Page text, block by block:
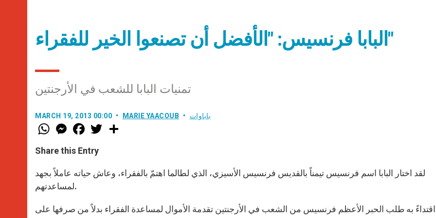
البابا فرنسيس: "الأفضل أن تصنعوا الخير للفقراء"
تمنيات البابا للشعب في الأرجنتين
MARCH 19, 2013 00:00 MARIE YAACOUB باباوات
W
h
t
s
p
p
M
e
s
e
g
r
F
a
e
b
o
k
w
r
Share this Entry
لقد اختار البابا اسم فرنسيس تيمناً بالقديس فرنسيس الأسيزي، الذي لطالما اهتمّ بالفقراء، وعاش حياته عاملاً بجهد
لمساعدتهم.
اقتداءً به طلب الحبر الأعظم فرنسيس من الشعب في الأرجنتين تقدمة الأموال لمساعدة الفقراء بدلاً من صرفها على